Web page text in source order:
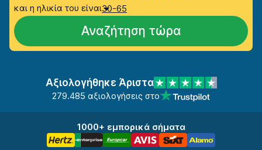
και η ηλικία του είναι30-65
Αναζήτηση τώρα
Αξιολογήθηκε Άριστα
279.485 αξιολογήσεις στο
1000+ εμπορικά σήματα